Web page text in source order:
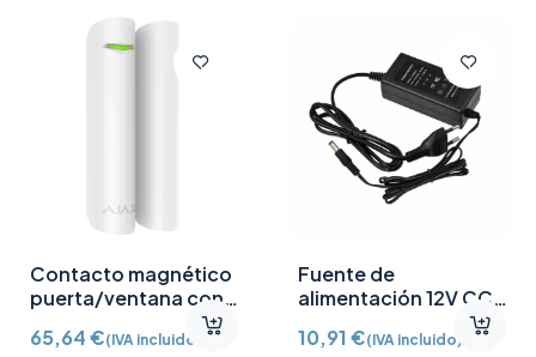
Contacto magnético
puerta/ventana con
Detector vibración e
inclinación AJ-
65,64€(IVA incluido)
Fuente de
alimentación 12V CC
10,91€(IVA incluido)